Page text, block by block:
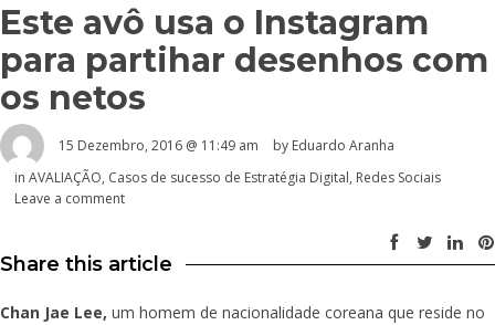
Este avô usa o Instagram
para partihar desenhos com
os netos
15 Dezembro, 2016 @ 11:49 am by Eduardo Aranha
in AVALIAÇÃO, Casos de sucesso de Estratégia Digital, Redes Sociais
Leave a comment
Share this article
Chan Jae Lee, um homem de nacionalidade coreana que reside no